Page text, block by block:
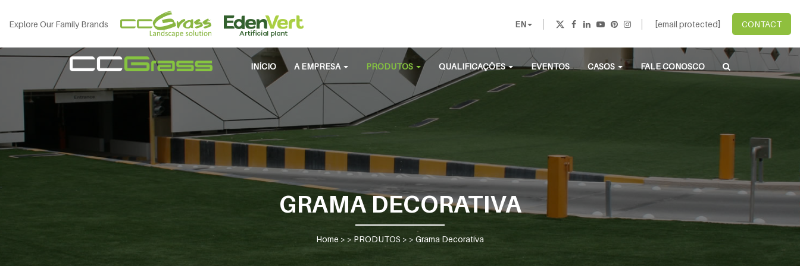
Explore Our Family Brands EN [email protected] CONTACT
INÍCIO A EMPRESA PRODUTOS QUALIFICAÇÕES EVENTOS CASOS FALE CONOSCO
GRAMA DECORATIVA
Home > > PRODUTOS > > Grama Decorativa